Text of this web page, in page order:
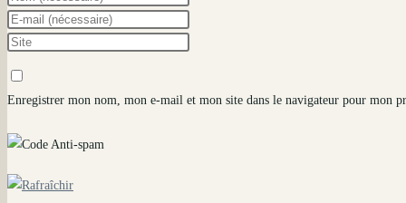
your
name
comment
Enter
your
comment
Saisir
votre
site
Enregistrer mon nom, mon e-mail et mon site dans le navigateur pour mon